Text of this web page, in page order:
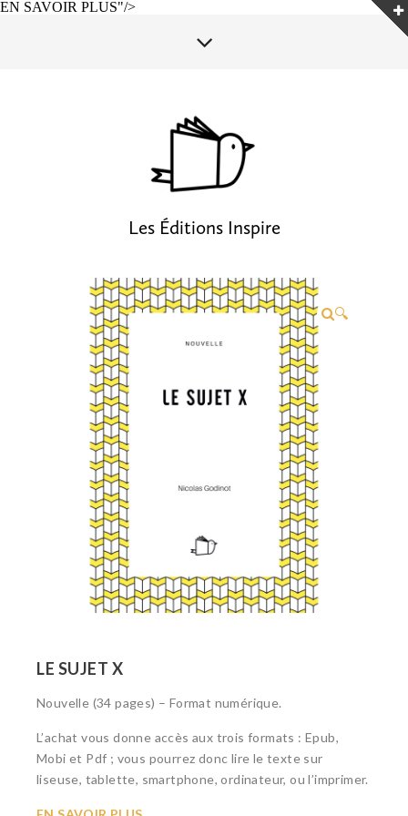
EN SAVOIR PLUS"/>
Les Éditions Inspire
🔍
LE SUJET X
Nouvelle (34 pages) – Format numérique.
L’achat vous donne accès aux trois formats : Epub,
Mobi et Pdf ; vous pourrez donc lire le texte sur
liseuse, tablette, smartphone, ordinateur, ou l’imprimer.